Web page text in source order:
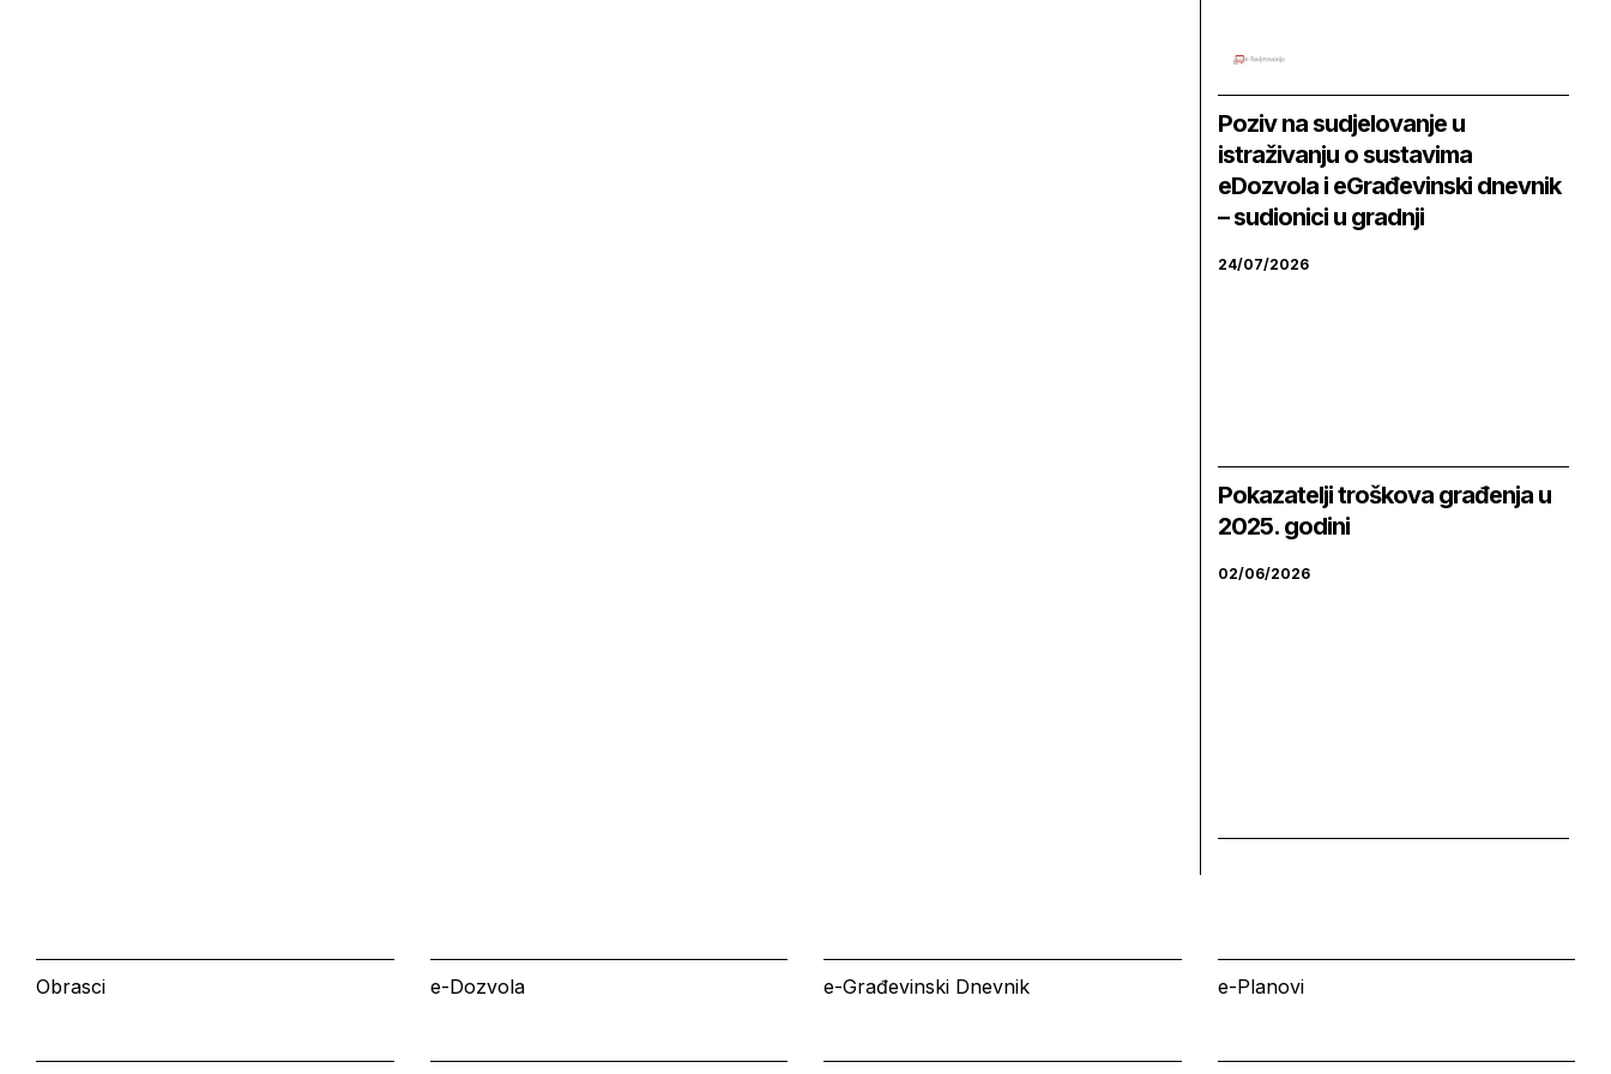
Poziv na sudjelovanje u
istraživanju o sustavima
eDozvola i eGrađevinski dnevnik
– sudionici u gradnji
24/07/2026
Pokazatelji troškova građenja u
2025. godini
02/06/2026
Obrasci e-Dozvola e-Građevinski Dnevnik e-Planovi